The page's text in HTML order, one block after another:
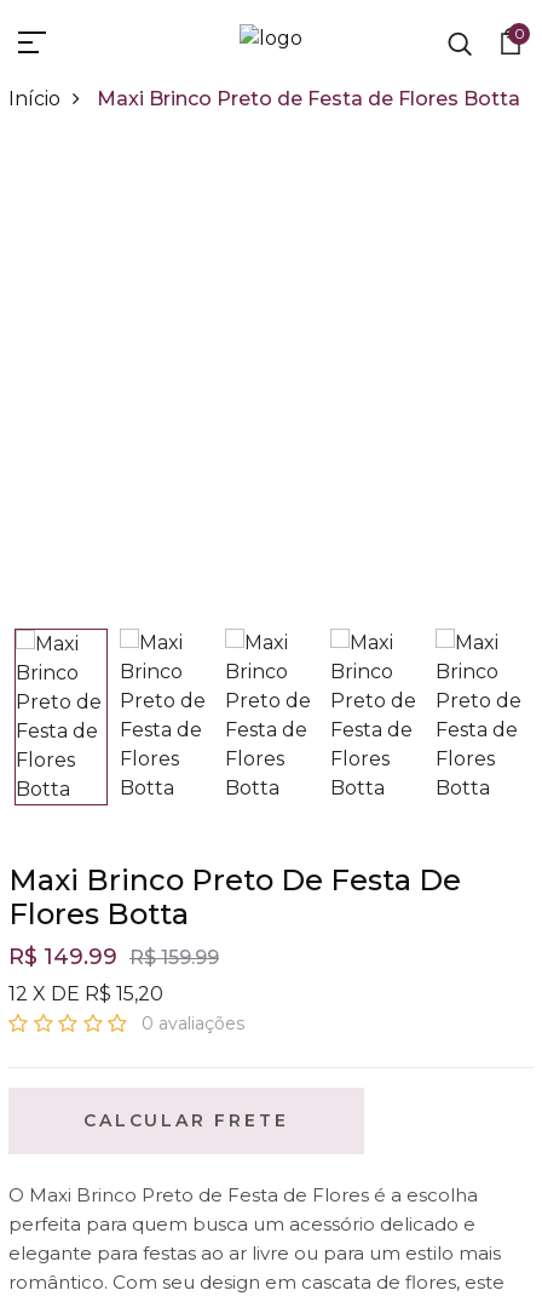
0
Início Maxi Brinco Preto de Festa de Flores Botta
Maxi Brinco Preto De Festa De
Flores Botta
R$ 149.99 R$ 159.99
12 X DE R$ 15,20
0 avaliações
CALCULAR FRETE
O Maxi Brinco Preto de Festa de Flores é a escolha
perfeita para quem busca um acessório delicado e
elegante para festas ao ar livre ou para um estilo mais
romântico. Com seu design em cascata de flores, este